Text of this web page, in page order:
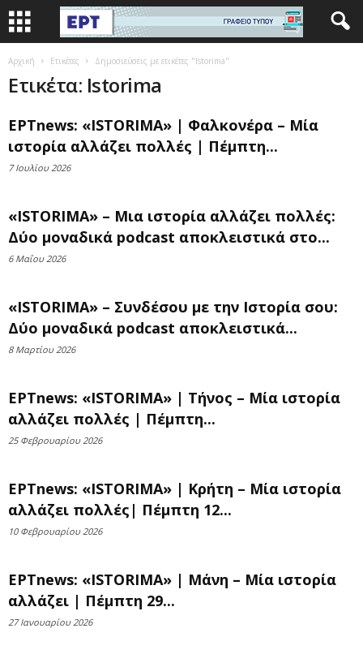
Αρχική Ετικέτες Δημοσιεύσεις με ετικέτες "Istorima"
Ετικέτα: Istorima
ΕΡΤnews: «ISTORIMA» | Φαλκονέρα – Μία
ιστορία αλλάζει πολλές | Πέμπτη...
7 Ιουλίου 2026
«ISTORIMA» – Μια ιστορία αλλάζει πολλές:
Δύο μοναδικά podcast αποκλειστικά στο...
6 Μαΐου 2026
«ISTORIMA» – Συνδέσου με την Ιστορία σου:
Δύο μοναδικά podcast αποκλειστικά...
8 Μαρτίου 2026
ΕΡΤnews: «ISTORIMA» | Τήνος – Μία ιστορία
αλλάζει πολλές | Πέμπτη...
25 Φεβρουαρίου 2026
ΕΡΤnews: «ISTORIMA» | Κρήτη – Μία ιστορία
αλλάζει πολλές| Πέμπτη 12...
10 Φεβρουαρίου 2026
ΕΡΤnews: «ISTORIMA» | Mάνη – Μία ιστορία
αλλάζει | Πέμπτη 29...
27 Ιανουαρίου 2026